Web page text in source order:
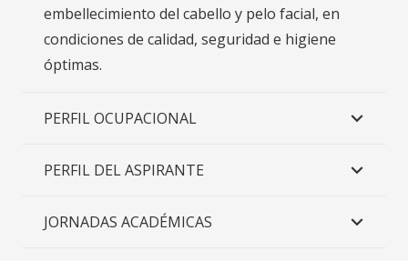
embellecimiento del cabello y pelo facial, en
condiciones de calidad, seguridad e higiene
óptimas.
PERFIL OCUPACIONAL
PERFIL DEL ASPIRANTE
JORNADAS ACADÉMICAS